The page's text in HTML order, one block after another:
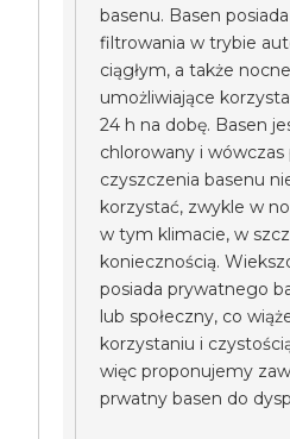
basenu. Basen
filtrowania w trybie
ciągłym, a także
umożliwiające
24 h na dobę. Basen
chlorowany i wówczas
czyszczenia basenu
korzystać, zwykle w
w tym klimacie, w
koniecznością.
posiada prywatnego
lub społeczny, co
korzystaniu i
więc proponujemy
prwatny basen do